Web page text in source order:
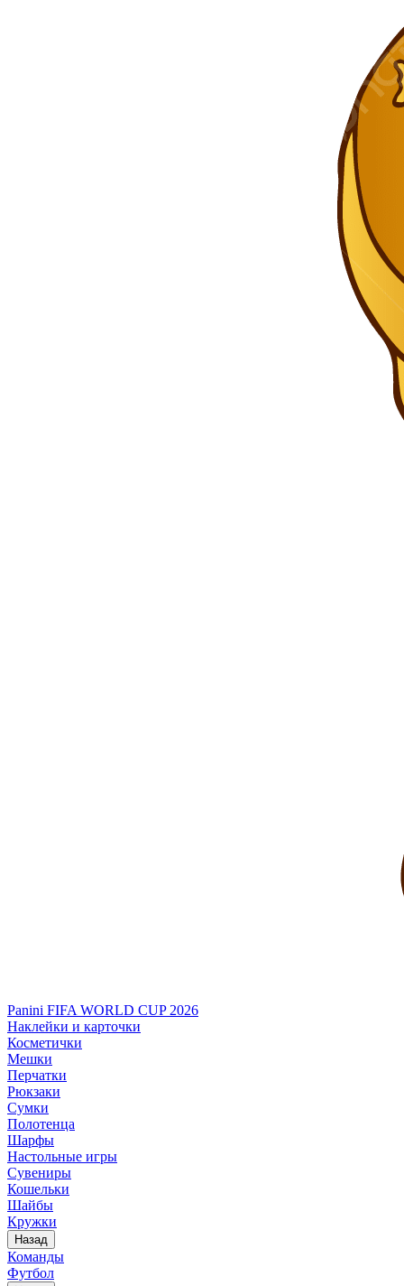
Panini FIFA WORLD CUP 2026
Наклейки и карточки
Косметички
Мешки
Перчатки
Рюкзаки
Сумки
Полотенца
Шарфы
Настольные игры
Сувениры
Кошельки
Шайбы
Кружки
Назад
Команды
Футбол